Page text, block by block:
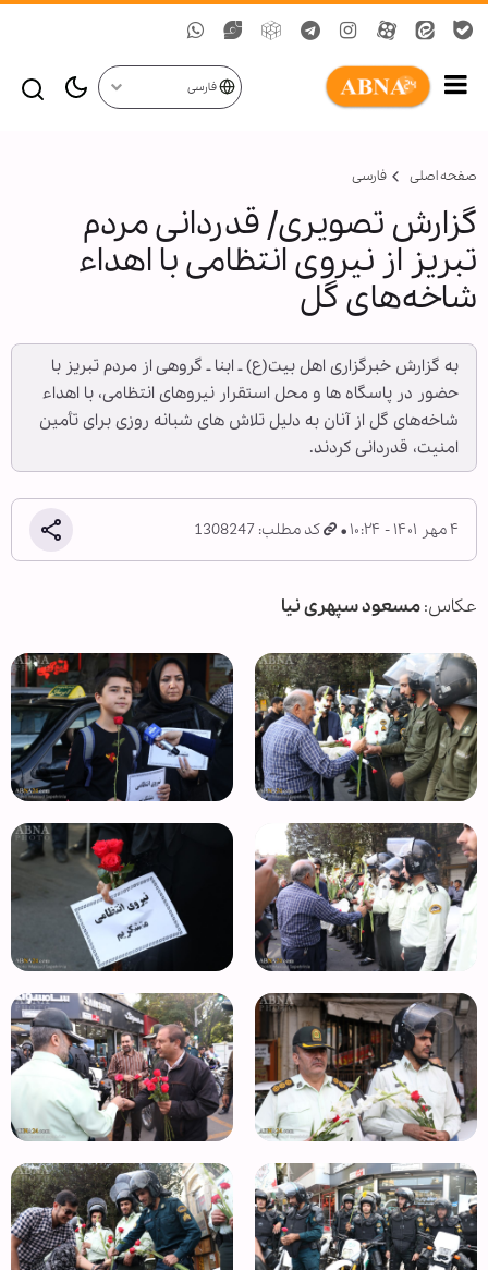
فارسی
صفحه اصلی فارسی
گزارش تصویری/ قدردانی مردم
تبریز از نیروی انتظامی با اهداء
شاخه‌های گل
به گزارش خبرگزاری اهل بیت(ع) ـ ابنا ـ گروهی از مردم تبریز با
حضور در پاسگاه ها و محل استقرار نیروهای انتظامی، با اهداء
شاخه‌های گل از آنان به دلیل تلاش های شبانه روزی برای تأمین
امنیت، قدردانی کردند.
۴ مهر ۱۴۰۱ - ۱۰:۲۴ کد مطلب: 1308247
عکاس:مسعود سپهری نیا